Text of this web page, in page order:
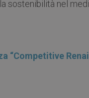
sostenibilità nel
“Competitive